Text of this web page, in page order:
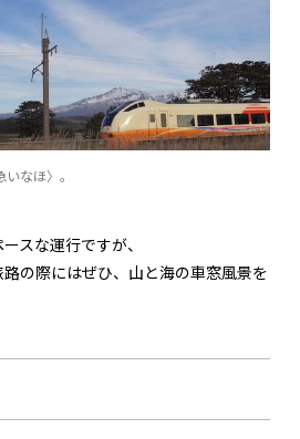
なほ〉。
スな運行ですが、
の際にはぜひ、山と海の車窓風景を